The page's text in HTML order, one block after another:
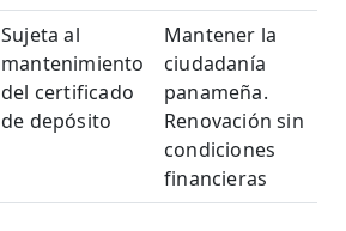
Sujeta al
mantenimiento
del certificado
de depósito
Mantener la
ciudadanía
panameña.
Renovación sin
condiciones
financieras